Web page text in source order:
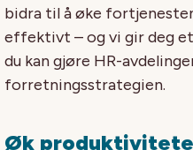
bidra til å øke
effektivt – og vi gir deg
du kan gjøre HR-
forretningsstrategien.
Øk